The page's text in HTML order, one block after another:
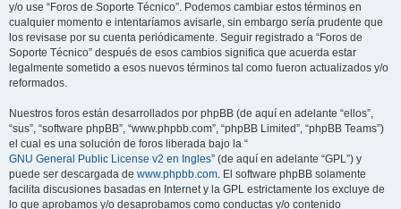
y/o use “Foros de Soporte Técnico”. Podemos cambiar estos términos en
cualquier momento e intentaríamos avisarle, sin embargo sería prudente que
los revisase por su cuenta periódicamente. Seguir registrado a “Foros de
Soporte Técnico” después de esos cambios significa que acuerda estar
legalmente sometido a esos nuevos términos tal como fueron actualizados y/o
reformados.
Nuestros foros están desarrollados por phpBB (de aquí en adelante “ellos”,
“sus”, “software phpBB”, “www.phpbb.com”, “phpBB Limited”, “phpBB Teams”)
el cual es una solución de foros liberada bajo la “
GNU General Public License v2 en Ingles” (de aquí en adelante “GPL”) y
puede ser descargada de www.phpbb.com. El software phpBB solamente
facilita discusiones basadas en Internet y la GPL estrictamente los excluye de
lo que aprobamos y/o desaprobamos como conductas y/o contenido